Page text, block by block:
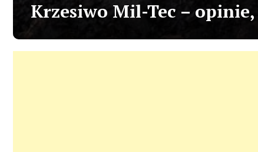
Krzesiwo Mil-Tec –